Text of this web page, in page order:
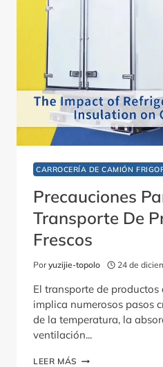
CARROCERÍA DE CAMIÓN
Precauciones
Transporte De
Frescos
Por yuzijie-topolo 24 de
El transporte de productos
implica numerosos pasos
de la temperatura, la
ventilación...
LEER MÁS PRECAUCIONES